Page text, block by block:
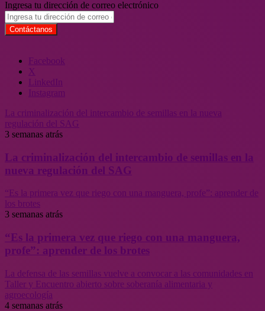
Ingresa tu dirección de correo electrónico
Facebook
X
LinkedIn
Instagram
La criminalización del intercambio de semillas en la nueva
regulación del SAG
3 semanas atrás
La criminalización del intercambio de semillas en la
nueva regulación del SAG
“Es la primera vez que riego con una manguera, profe”: aprender de
los brotes
3 semanas atrás
“Es la primera vez que riego con una manguera,
profe”: aprender de los brotes
La defensa de las semillas vuelve a convocar a las comunidades en
Taller y Encuentro abierto sobre soberanía alimentaria y
agroecología
4 semanas atrás